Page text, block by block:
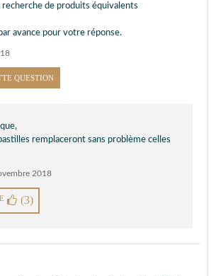
recherche de produits équivalents
avance pour votre réponse.
QUESTION
remplaceront sans problème celles
2018
(3)